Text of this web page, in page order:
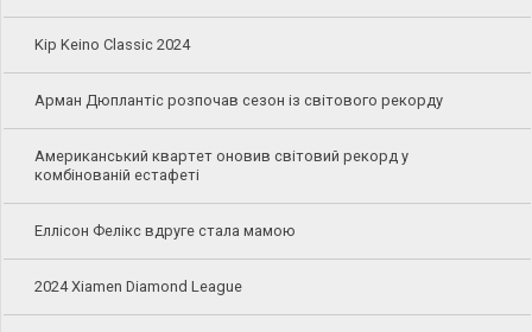
Kip Keino Classic 2024
Арман Дюплантіс розпочав сезон із світового рекорду
Американський квартет оновив світовий рекорд у
комбінованій естафеті
Еллісон Фелікс вдруге стала мамою
2024 Xiamen Diamond League